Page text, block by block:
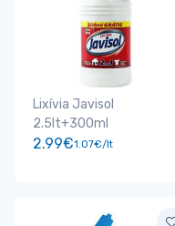
Lixívia Javisol
2.5lt+300ml
2.99€1.07€/lt